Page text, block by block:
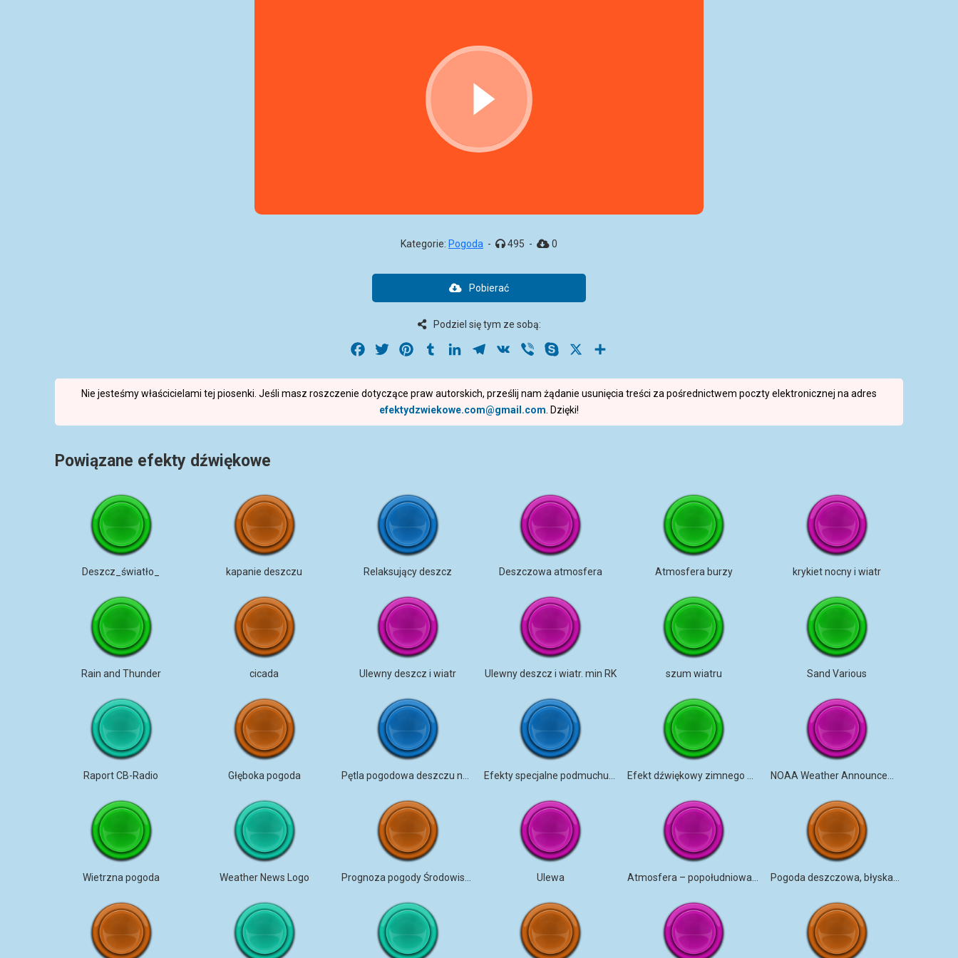
Kategorie: Pogoda - 495 - 0
Pobierać
Podziel się tym ze sobą:
Facebook
Twitter PinterestTumblrLinkedInTelegram
VK Viber Skype
Nie jesteśmy właścicielami tej piosenki. Jeśli masz roszczenie dotyczące praw autorskich, prześlij nam żądanie usunięcia treści za pośrednictwem poczty elektronicznej na adres
efektydzwiekowe.com@gmail.com . Dzięki!
Powiązane efekty dźwiękowe
Deszcz_światło_ kapanie deszczu Relaksujący deszcz Deszczowa atmosfera Atmosfera burzy krykiet nocny i wiatr
Rain and Thunder cicada Ulewny deszcz i wiatr Ulewny deszcz i wiatr. min RK szum wiatru Sand Various
Raport CB-Radio Głęboka pogoda
Wietrzna pogoda Weather News Logo Ulewa